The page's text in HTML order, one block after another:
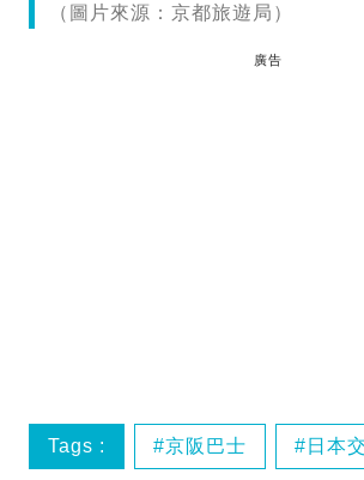
（圖片來源：京都旅遊局）
廣告
Tags : 京阪巴士 日本